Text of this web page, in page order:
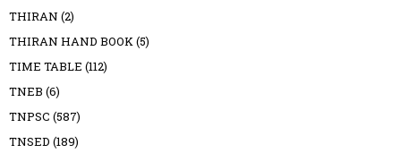
THIRAN (2)
THIRAN HAND BOOK(5)
TIME TABLE (112)
TNEB (6)
TNPSC (587)
TNSED (189)